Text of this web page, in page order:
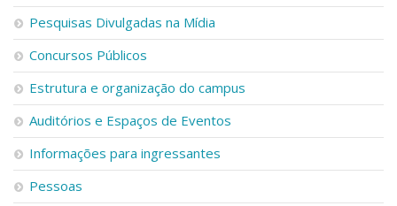
Pesquisas Divulgadas na Mídia
Concursos Públicos
Estrutura e organização do campus
Auditórios e Espaços de Eventos
Informações para ingressantes
Pessoas